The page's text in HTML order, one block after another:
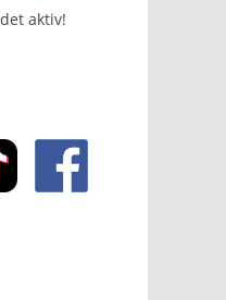
aktiv!